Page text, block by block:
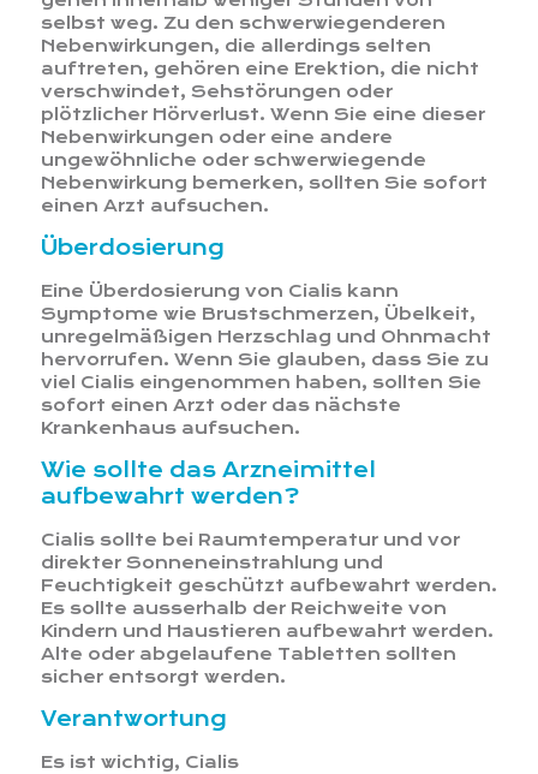
selbst weg. Zu den schwerwiegenderen
Nebenwirkungen, die allerdings selten
auftreten, gehören eine Erektion, die nicht
verschwindet, Sehstörungen oder
plötzlicher Hörverlust. Wenn Sie eine dieser
Nebenwirkungen oder eine andere
ungewöhnliche oder schwerwiegende
Nebenwirkung bemerken, sollten Sie sofort
einen Arzt aufsuchen.
Überdosierung
Eine Überdosierung von Cialis kann
Symptome wie Brustschmerzen, Übelkeit,
unregelmäßigen Herzschlag und Ohnmacht
hervorrufen. Wenn Sie glauben, dass Sie zu
viel Cialis eingenommen haben, sollten Sie
sofort einen Arzt oder das nächste
Krankenhaus aufsuchen.
Wie sollte das Arzneimittel
aufbewahrt werden?
Cialis sollte bei Raumtemperatur und vor
direkter Sonneneinstrahlung und
Feuchtigkeit geschützt aufbewahrt werden.
Es sollte ausserhalb der Reichweite von
Kindern und Haustieren aufbewahrt werden.
Alte oder abgelaufene Tabletten sollten
sicher entsorgt werden.
Verantwortung
Es ist wichtig, Cialis